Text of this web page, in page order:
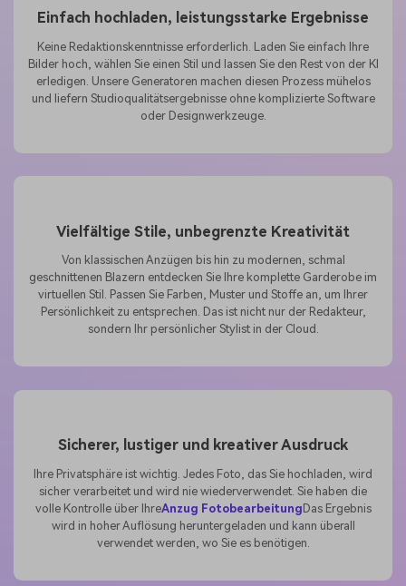
Einfach hochladen, leistungsstarke Ergebnisse
Keine Redaktionskenntnisse erforderlich. Laden Sie einfach Ihre
Bilder hoch, wählen Sie einen Stil und lassen Sie den Rest von der KI
erledigen. Unsere Generatoren machen diesen Prozess mühelos
und liefern Studioqualitätsergebnisse ohne komplizierte Software
oder Designwerkzeuge.
Vielfältige Stile, unbegrenzte Kreativität
Von klassischen Anzügen bis hin zu modernen, schmal
geschnittenen Blazern entdecken Sie Ihre komplette Garderobe im
virtuellen Stil. Passen Sie Farben, Muster und Stoffe an, um Ihrer
Persönlichkeit zu entsprechen. Das ist nicht nur der Redakteur,
sondern Ihr persönlicher Stylist in der Cloud.
Sicherer, lustiger und kreativer Ausdruck
Ihre Privatsphäre ist wichtig. Jedes Foto, das Sie hochladen, wird
sicher verarbeitet und wird nie wiederverwendet. Sie haben die
volle Kontrolle über IhreAnzug Fotobearbeitung Das Ergebnis
wird in hoher Auflösung heruntergeladen und kann überall
verwendet werden, wo Sie es benötigen.
Unbegrenzt KI-
Bilder erstellen.
100 % kostenlos!
Kostenlos Starten→